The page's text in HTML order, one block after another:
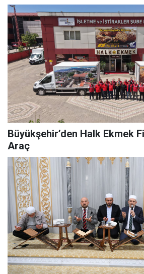
Büyükşehir’den Halk Ekmek
Araç